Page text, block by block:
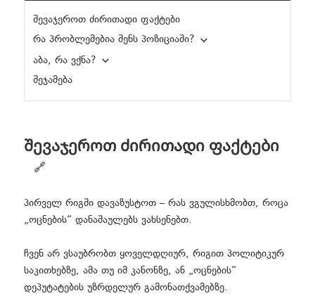
შევაჯეროთ ძირითადი ფაქტები
რა პრობლემებია შენს პოზიციაში?
აბა, რა ვქნა?
შეჯამება
შევაჯეროთ ძირითადი ფაქტები
პირველ რიგში დავაზუსტოთ – რას ვგულისხმობთ, როცა
„ოცნების“ დანაშაულებს ვახსენებთ.
ჩვენ არ ვსაუბრობთ ყოველდღიურ, რიგით პოლიტიკურ
საკითხებზე, ამა თუ იმ კანონზე, ან „ოცნების“
დეპუტატების უზრდელურ გამონათქვამებზე.